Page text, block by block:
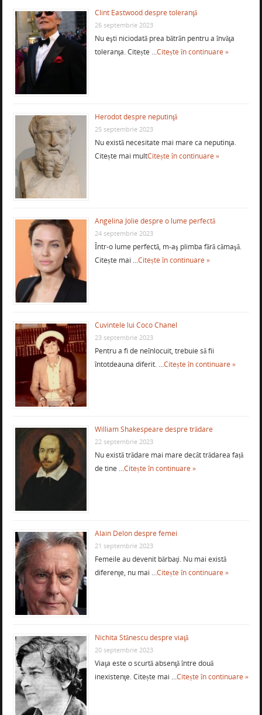
Clint Eastwood despre toleranţă
26 septembrie 2023
Nu eşti niciodată prea bătrân pentru a învăţa
toleranţa. Citește …Citește în continuare »
Herodot despre neputinţă
25 septembrie 2023
Nu există necesitate mai mare ca neputinţa.
Citește mai multCitește în continuare »
Angelina Jolie despre o lume perfectă
24 septembrie 2023
Într-o lume perfectă, m-aş plimba fără cămaşă.
Citește mai …Citește în continuare »
Cuvintele lui Coco Chanel
23 septembrie 2023
Pentru a fi de neînlocuit, trebuie să fii
întotdeauna diferit. …Citește în continuare »
William Shakespeare despre trădare
22 septembrie 2023
Nu există trădare mai mare decât trădarea față
de tine …Citește în continuare »
Alain Delon despre femei
21 septembrie 2023
Femeile au devenit bărbaţi. Nu mai există
diferenţe, nu mai …Citește în continuare »
Nichita Stănescu despre viaţă
20 septembrie 2023
Viaţa este o scurtă absenţă între două
inexistenţe. Citește mai …Citește în continuare »